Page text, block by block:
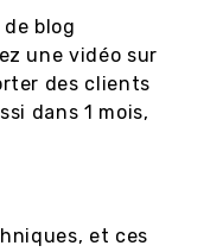
blog
une vidéo sur
des clients
dans 1 mois,
et ces